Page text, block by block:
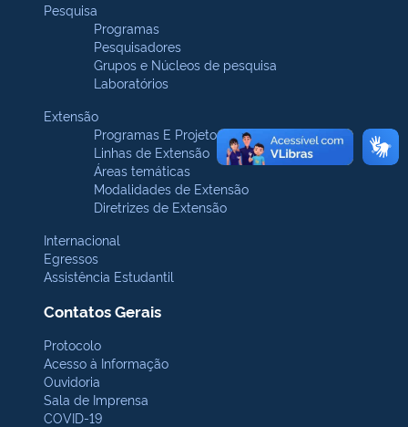
Pesquisa
Programas
Pesquisadores
Grupos e Núcleos de pesquisa
Laboratórios
Extensão
Programas E Projetos
Linhas de Extensão
Áreas temáticas
Modalidades de Extensão
Diretrizes de Extensão
Internacional
Egressos
Assistência Estudantil
Contatos Gerais
Protocolo
Acesso à Informação
Ouvidoria
Sala de Imprensa
COVID-19